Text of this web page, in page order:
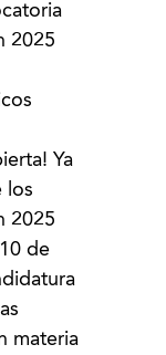
2025
Ya
los
2025
de
materia